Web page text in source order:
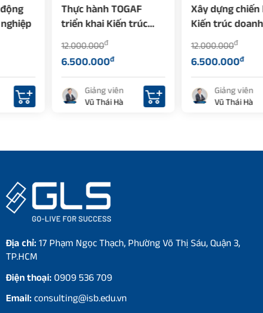
Thực hành TOGAF
triển khai Kiến trúc
6.500.000đ
12.000.000đ
Giảng viên
Vũ Thái Hà
Xây dựng chiến lược
Kiến trúc doanh
nghiệp (EA) với TOGAF
6.500.000đ
12.000.000đ
Giảng viên
Vũ Thái Hà
Địa chỉ: 17 Phạm Ngọc Thạch, Phường Võ Thị Sáu, Quận 3,
TP.HCM
Điện thoại: 0909 536 709
Email: consulting@isb.edu.vn